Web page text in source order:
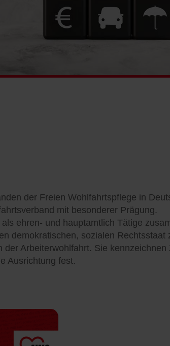
der Freien Wohlfahrtspflege in
mit besonderer Prägung.
ehren- und hauptamtlich Tätige
demokratischen, sozialen Rechtsstaat
Arbeiterwohlfahrt. Sie
Ausrichtung fest.